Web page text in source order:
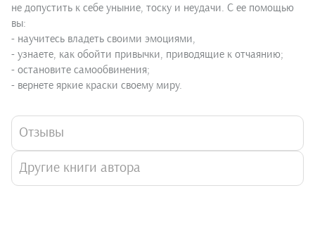
не допустить к себе уныние, тоску и неудачи. С ее помощью
вы:
- научитесь владеть своими эмоциями,
- узнаете, как обойти привычки, приводящие к отчаянию;
- остановите самообвинения;
- вернете яркие краски своему миру.
Отзывы
Другие книги автора